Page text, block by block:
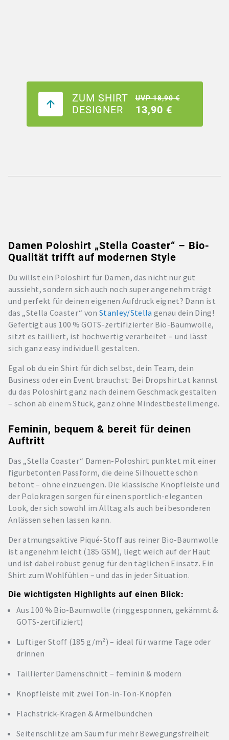
ZUM SHIRT
DESIGNER
UVP 18,90 €
13,90 €
Damen Poloshirt „Stella Coaster“ – Bio-
Qualität trifft auf modernen Style
Du willst ein Poloshirt für Damen, das nicht nur gut
aussieht, sondern sich auch noch super angenehm trägt
und perfekt für deinen eigenen Aufdruck eignet? Dann ist
das „Stella Coaster“ vonStanley/Stella genau dein Ding!
Gefertigt aus 100 % GOTS-zertifizierter Bio-Baumwolle,
sitzt es tailliert, ist hochwertig verarbeitet – und lässt
sich ganz easy individuell gestalten.
Egal ob du ein Shirt für dich selbst, dein Team, dein
Business oder ein Event brauchst: Bei Dropshirt.at kannst
du das Poloshirt ganz nach deinem Geschmack gestalten
– schon ab einem Stück, ganz ohne Mindestbestellmenge.
Feminin, bequem & bereit für deinen
Auftritt
Das „Stella Coaster“ Damen-Poloshirt punktet mit einer
figurbetonten Passform, die deine Silhouette schön
betont – ohne einzuengen. Die klassische Knopfleiste und
der Polokragen sorgen für einen sportlich-eleganten
Look, der sich sowohl im Alltag als auch bei besonderen
Anlässen sehen lassen kann.
Der atmungsaktive Piqué-Stoff aus reiner Bio-Baumwolle
ist angenehm leicht (185 GSM), liegt weich auf der Haut
und ist dabei robust genug für den täglichen Einsatz. Ein
Shirt zum Wohlfühlen – und das in jeder Situation.
Die wichtigsten Highlights auf einen Blick:
Aus 100 % Bio-Baumwolle (ringgesponnen, gekämmt &
GOTS-zertifiziert)
Luftiger Stoff (185 g/m²) – ideal für warme Tage oder
drinnen
Taillierter Damenschnitt – feminin & modern
Knopfleiste mit zwei Ton-in-Ton-Knöpfen
Flachstrick-Kragen & Ärmelbündchen
Seitenschlitze am Saum für mehr Bewegungsfreiheit